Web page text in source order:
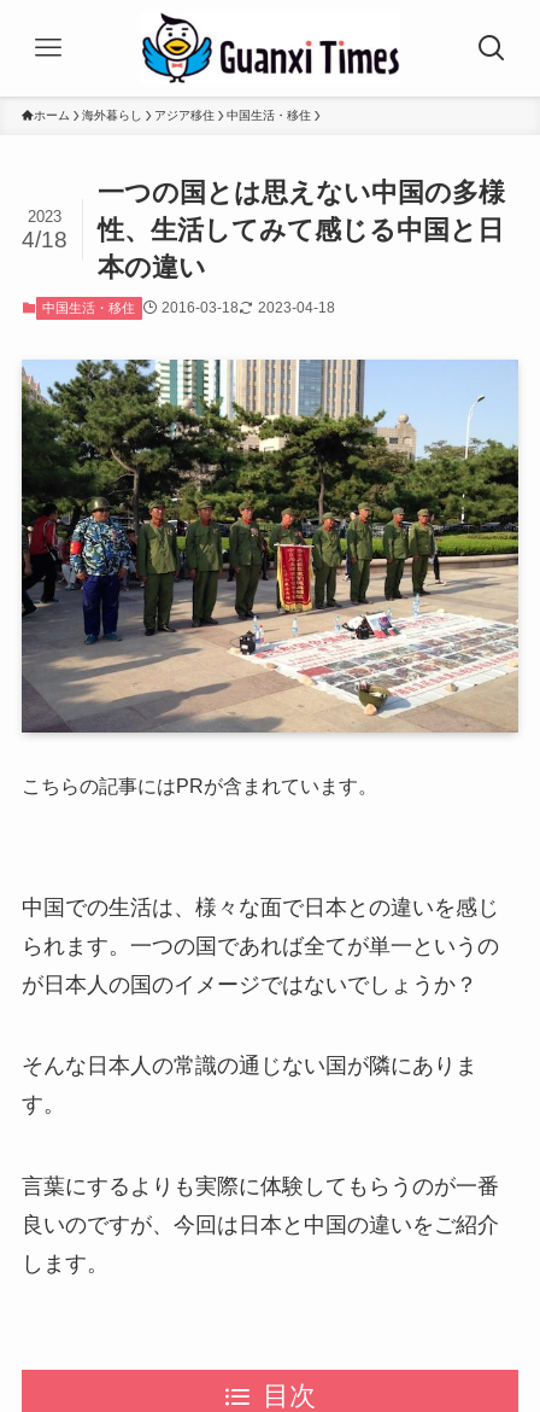
ホーム 海外暮らし アジア移住 中国生活・移住
一つの国とは思えない中国の多様
性、生活してみて感じる中国と日
本の違い
2023
4/18
中国生活・移住 2016-03-18 2023-04-18
こちらの記事にはPRが含まれています。
中国での生活は、様々な面で日本との違いを感じ
られます。一つの国であれば全てが単一というの
が日本人の国のイメージではないでしょうか？
そんな日本人の常識の通じない国が隣にありま
す。
言葉にするよりも実際に体験してもらうのが一番
良いのですが、今回は日本と中国の違いをご紹介
します。
目次